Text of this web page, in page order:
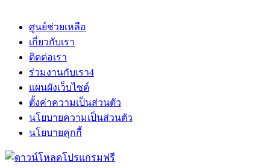
ศูนย์ช่วยเหลือ
เกี่ยวกับเรา
ติดต่อเรา
ร่วมงานกับเรา4
แผนผังเว็บไซต์
ตั้งค่าความเป็นส่วนตัว
นโยบายความเป็นส่วนตัว
นโยบายคุกกี้